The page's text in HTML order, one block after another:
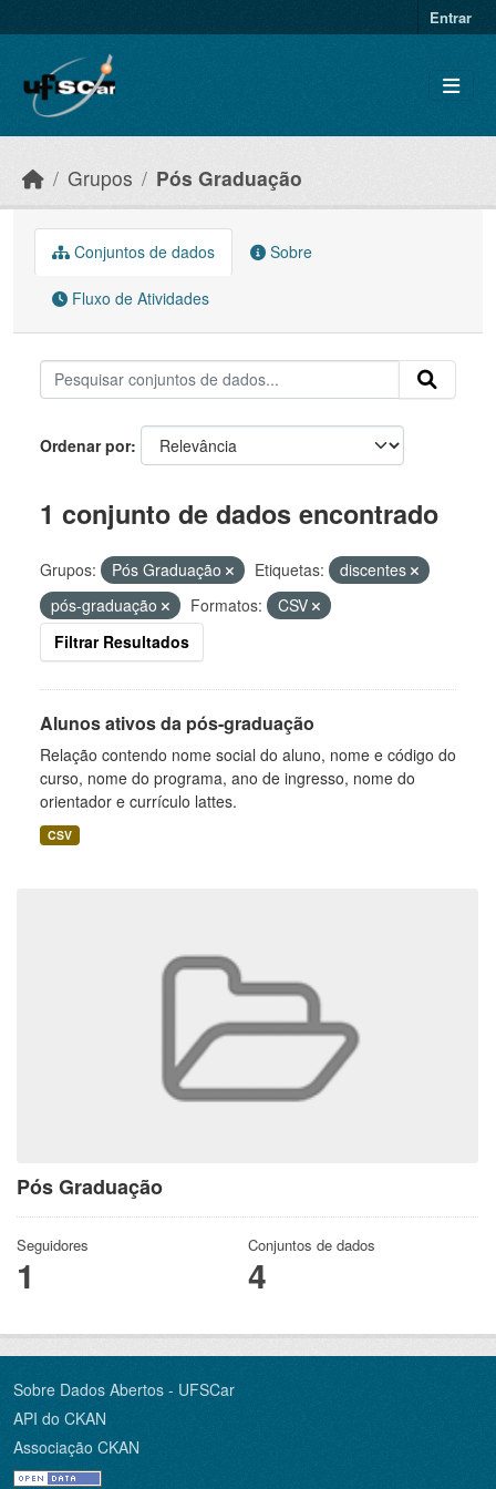
Entrar
Grupos Pós Graduação
Pós Graduação
Seguidores
1
Conjuntos de dados
4
Conjuntos de dados Sobre
Fluxo de Atividades
Ordenar por
1 conjunto de dados encontrado
Grupos: Pós Graduação Etiquetas:
discentes
pós-graduação
Formatos:
CSV
Filtrar Resultados
Alunos ativos da pós-graduação
Relação contendo nome social do aluno, nome e código do
curso, nome do programa, ano de ingresso, nome do
orientador e currículo lattes.
CSV
Sobre Dados Abertos - UFSCar
API do CKAN
Associação CKAN